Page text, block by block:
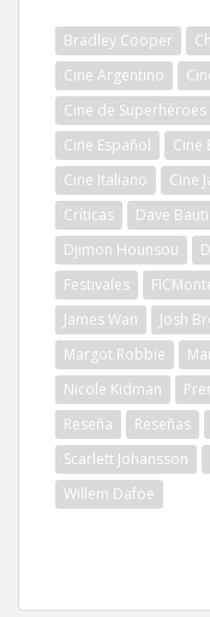
Bradley Cooper
Cine Argentino
Cine de Superhéroes
Cine Español
Cine
Cine Italiano
Cine
Críticas
Dave
Djimon Hounsou
Festivales
James Wan
Josh
Margot Robbie
Nicole Kidman
Reseña
Reseñas
Scarlett Johansson
Willem Dafoe